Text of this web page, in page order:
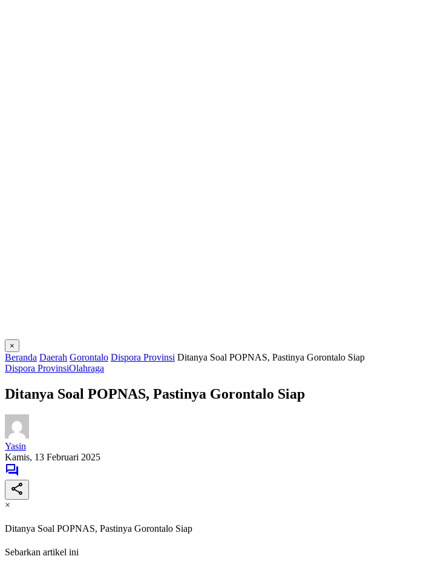
×
Beranda Daerah Gorontalo Dispora Provinsi Ditanya Soal POPNAS, Pastinya Gorontalo Siap
Dispora ProvinsiOlahraga
Ditanya Soal POPNAS, Pastinya Gorontalo Siap
Yasin
Kamis, 13 Februari 2025
×
Ditanya Soal POPNAS, Pastinya Gorontalo Siap
Sebarkan artikel ini